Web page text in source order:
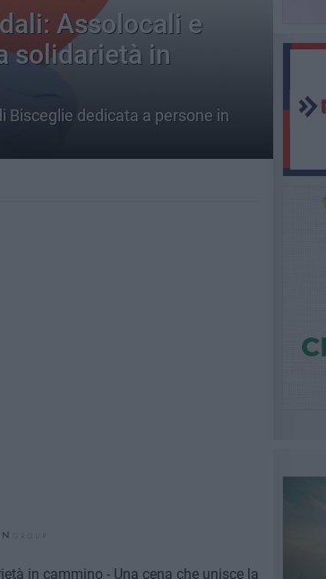
Assolocali e
solidarietà in
Bisceglie dedicata a persone in
in cammino - Una cena che unisce la